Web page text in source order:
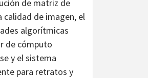
de matriz de
de imagen, el
algorítmicas
de cómputo
y el sistema
para retratos y